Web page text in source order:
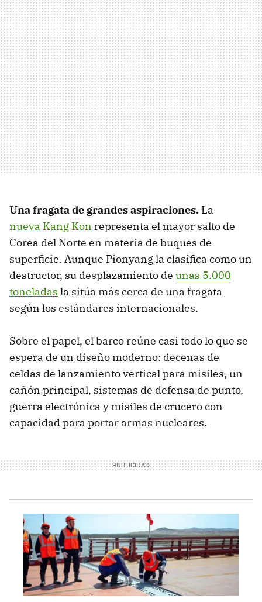
Una fragata de grandes aspiraciones. La
nueva Kang Kon representa el mayor salto de
Corea del Norte en materia de buques de
superficie. Aunque Pionyang la clasifica como un
destructor, su desplazamiento de unas 5.000
toneladas la sitúa más cerca de una fragata
según los estándares internacionales.
Sobre el papel, el barco reúne casi todo lo que se
espera de un diseño moderno: decenas de
celdas de lanzamiento vertical para misiles, un
cañón principal, sistemas de defensa de punto,
guerra electrónica y misiles de crucero con
capacidad para portar armas nucleares.